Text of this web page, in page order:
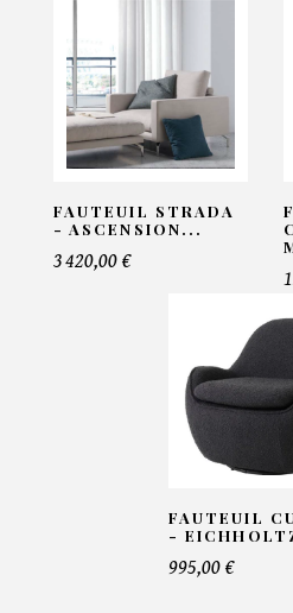
Compagnie
VOS INFORMATIONS :
Nom*
Email*
Nombre de produit*
FAUTEUIL STRADA
- ASCENSION...
3 420,00 €
FAUTEUIL
-
995,00 €